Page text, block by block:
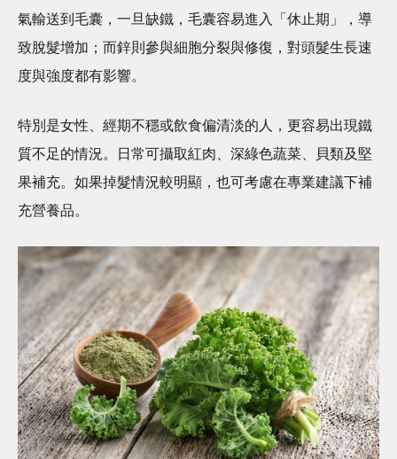
氣輸送到毛囊，一旦缺鐵，毛囊容易進入「休止期」，導
致脫髮增加；而鋅則參與細胞分裂與修復，對頭髮生長速
度與強度都有影響。
特別是女性、經期不穩或飲食偏清淡的人，更容易出現鐵
質不足的情況。日常可攝取紅肉、深綠色蔬菜、貝類及堅
果補充。如果掉髮情況較明顯，也可考慮在專業建議下補
充營養品。